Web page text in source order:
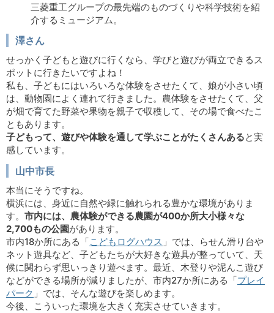
三菱重工グループの最先端のものづくりや科学技術を紹
介するミュージアム。
澤さん
せっかく子どもと遊びに行くなら、学びと遊びが両立できるス
ポットに行きたいですよね！
私も、子どもにはいろいろな体験をさせたくて、娘が小さい頃
は、動物園によく連れて行きました。農体験をさせたくて、父
が畑で育てた野菜や果物を親子で収穫して、その場で食べたこ
ともあります。
子どもって、遊びや体験を通して学ぶことがたくさんあると実
感しています。
山中市長
本当にそうですね。
横浜には、身近に自然や緑に触れられる豊かな環境がありま
す。 市内には、農体験ができる農園が400か所大小様々な
2,700もの公園があります。
市内18か所にある「こどもログハウス 」では、らせん滑り台や
ネット遊具など、子どもたちが大好きな遊具が整っていて、天
候に関わらず思いっきり遊べます。最近、木登りや泥んこ遊び
などができる場所が減りましたが、市内27か所にある「プレイ
パーク 」では、そんな遊びを楽しめます。
今後、こういった環境を大きく充実させていきます。